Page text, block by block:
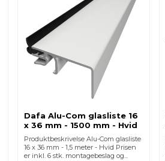
Dafa Alu-Com glasliste 16
x 36 mm - 1500 mm - Hvid
Produktbeskrivelse Alu-Com glasliste
16 x 36 mm - 1,5 meter - Hvid Prisen
er inkl. 6 stk. montagebeslag og...